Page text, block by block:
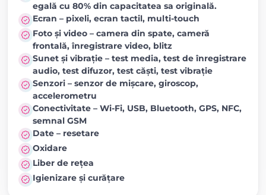
egală cu 80% din capacitatea sa originală.
Ecran – pixeli, ecran tactil, multi-touch
Foto și video – camera din spate, cameră
frontală, înregistrare video, blitz
Sunet și vibrație – test media, test de înregistrare
audio, test difuzor, test căști, test vibrație
Senzori – senzor de mișcare, giroscop,
accelerometru
Conectivitate – Wi-Fi, USB, Bluetooth, GPS, NFC,
semnal GSM
Date – resetare
Oxidare
Liber de rețea
Igienizare și curățare